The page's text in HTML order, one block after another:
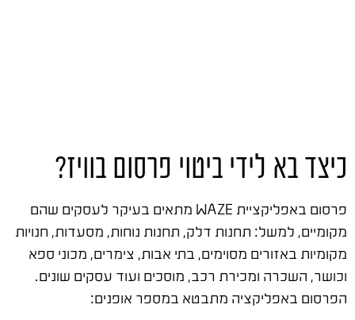
כיצד בא לידי ביטוי פרסום בוויז?
פרסום באפליקציית WAZE מתאים בעיקר לעסקים שהם
מקומיים, למשל: תחנות דלק, תחנות נוחות, מסעדות, חנויות
מקומיות באזורים מסוימים, בתי אבות, צימרים, מכוני ספא
וכושר, השכרה ומכירת רכב, מוסכים ועוד עסקים שונים.
הפרסום באפליקציה מתבטא במספר אופנים: